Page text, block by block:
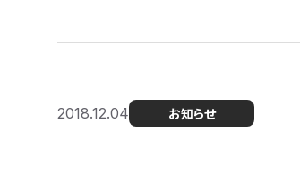
2018.12.04 お知らせ